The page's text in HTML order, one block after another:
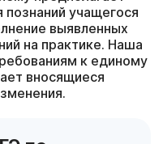
учащегося
выявленных
на практике. Наша
к единому
вносящиеся